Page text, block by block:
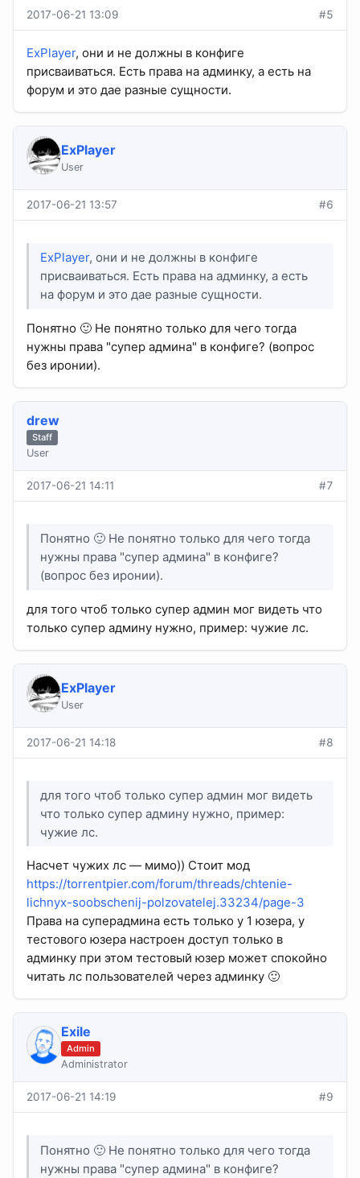
2017-06-21 13:09 #5
ExPlayer, они и не должны в конфиге
присваиваться. Есть права на админку, а есть на
форум и это дае разные сущности.
ExPlayer
User
2017-06-21 13:57 #6
ExPlayer, они и не должны в конфиге
присваиваться. Есть права на админку, а есть
на форум и это дае разные сущности.
Понятно 🙂 Не понятно только для чего тогда
нужны права "супер админа" в конфиге? (вопрос
без иронии).
drew
Staff
User
2017-06-21 14:11 #7
Понятно 🙂 Не понятно только для чего тогда
нужны права "супер админа" в конфиге?
(вопрос без иронии).
для того чтоб только супер админ мог видеть что
только супер админу нужно, пример: чужие лс.
ExPlayer
User
2017-06-21 14:18 #8
для того чтоб только супер админ мог видеть
что только супер админу нужно, пример:
чужие лс.
Насчет чужих лс — мимо)) Стоит мод
https://torrentpier.com/forum/threads/chtenie-
lichnyx-soobschenij-polzovatelej.33234/page-3
Права на суперадмина есть только у 1 юзера, у
тестового юзера настроен доступ только в
админку при этом тестовый юзер может спокойно
читать лс пользователей через админку 🙂
Exile
Admin
Administrator
2017-06-21 14:19 #9
Понятно 🙂 Не понятно только для чего тогда
нужны права "супер админа" в конфиге?